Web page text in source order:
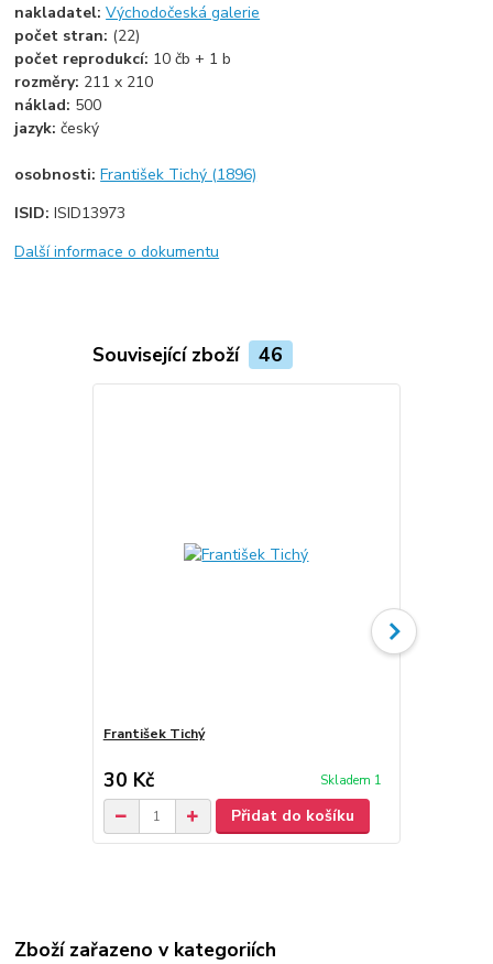
nakladatel:Východočeská galerie
počet stran: (22)
počet reprodukcí: 10 čb + 1 b
rozměry: 211 x 210
náklad: 500
jazyk:český
osobnosti:František Tichý (1896)
ISID:ISID13973
Další informace o dokumentu
Související zboží 46
František Tichý
30 Kč Skladem 1
Přidat do košíku
Zboží zařazeno v kategoriích